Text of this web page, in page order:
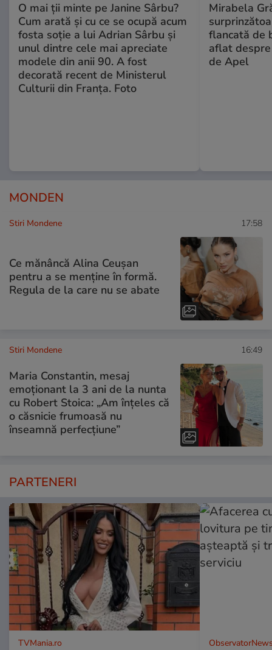
O mai ții minte pe Janine Sârbu?
Cum arată și cu ce se ocupă acum
fosta soție a lui Adrian Sârbu și
unul dintre cele mai apreciate
modele din anii 90. A fost
decorată recent de Ministerul
Culturii din Franța. Foto
Mirabela
flancată de
aflat
de Apel
MONDEN
Stiri Mondene 17:58
Ce mănâncă Alina Ceușan
pentru a se menține în formă.
Regula de la care nu se abate
Stiri Mondene 16:49
Maria Constantin, mesaj
emoționant la 3 ani de la nunta
cu Robert Stoica: „Am înțeles că
o căsnicie frumoasă nu
înseamnă perfecțiune”
PARTENERI
TVMania.ro